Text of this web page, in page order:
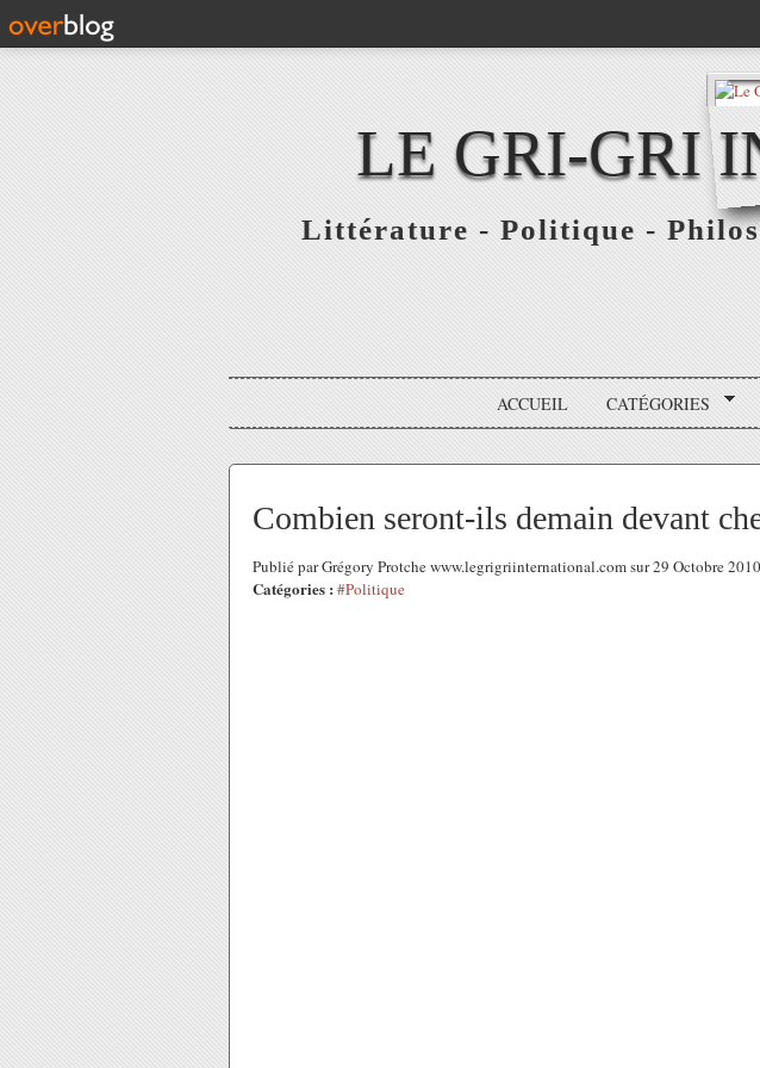
LE GRI-GRI
Littérature - Politique -
ACCUEIL CATÉGORIES
Combien seront-ils demain devant
Publié par Grégory Protche www.legrigriinternational.com sur 29 Octobre
Catégories : #Politique